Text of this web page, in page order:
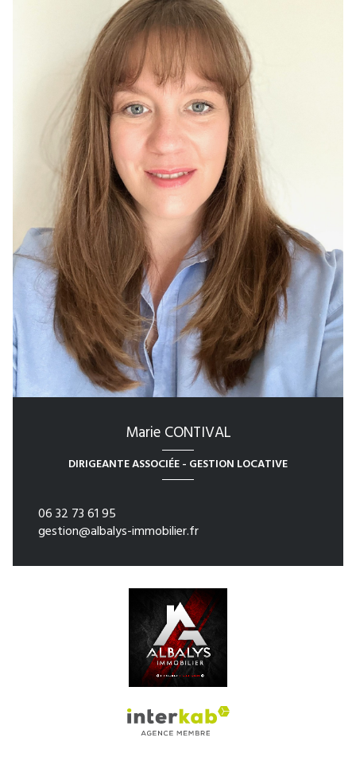
Marie CONTIVAL
DIRIGEANTE ASSOCIÉE - GESTION LOCATIVE
06 32 73 61 95
gestion@albalys-immobilier.fr